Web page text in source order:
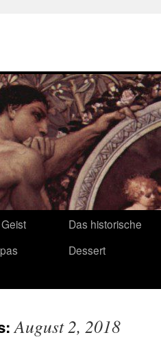
Das historische
Dessert
August 2, 2018